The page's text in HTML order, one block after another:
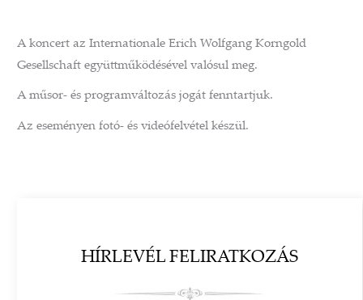
A koncert az Internationale Erich Wolfgang Korngold
Gesellschaft együttműködésével valósul meg.
A műsor- és programváltozás jogát fenntartjuk.
Az eseményen fotó- és videófelvétel készül.
HÍRLEVÉL FELIRATKOZÁS